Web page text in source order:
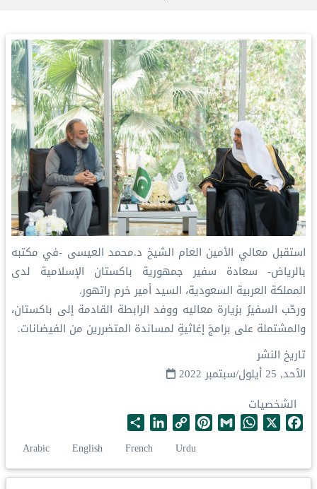
استقبل معالي الأمين العام الشيخ د.محمد العيسى -في مكتبه
بالرياض- سعادة سفير جمهورية باكستان الإسلامية لدى
المملكة العربية السعودية، السيد أمير خرم راتهور.
ورحّب السفيرُ بزيارة معاليه ووفد الرابطة القادمة إلى باكستان،
والمشتملة على برامجَ إغاثيةٍ لمساندة المتضررين من الفيضانات.
تاريخ النشر
الأحد, 25 أيلول/سبتمبر 2022
الشخصيات
F
e
X
W
t
G
i
P
n
t
C
y
L
i
n
k
h
a
r
Arabic English French Urdu